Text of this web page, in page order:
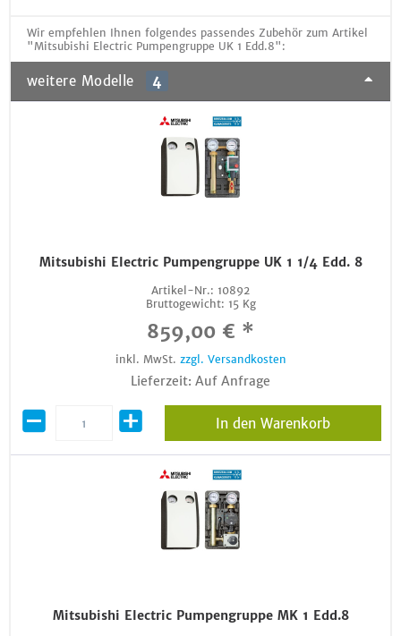
Wir empfehlen Ihnen folgendes passendes Zubehör zum Artikel
"Mitsubishi Electric Pumpengruppe UK 1 Edd.8":
weitere Modelle 4
Mitsubishi Electric Pumpengruppe UK 1 1/4 Edd. 8
Artikel-Nr.: 10892
Bruttogewicht: 15 Kg
859,00 € *
inkl. MwSt. zzgl. Versandkosten
Lieferzeit: Auf Anfrage
In den Warenkorb
Mitsubishi Electric Pumpengruppe MK 1 Edd.8